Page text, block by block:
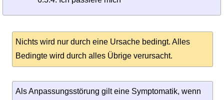
Nichts wird nur durch eine Ursache bedingt. Alles
Bedingte wird durch alles Übrige verursacht.
Als Anpassungsstörung gilt eine Symptomatik, wenn